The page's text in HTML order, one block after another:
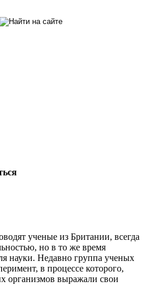
ученые из Британии, всегда
но в то же время
науки. Недавно группа ученых
в процессе которого,
организмов выражали свои